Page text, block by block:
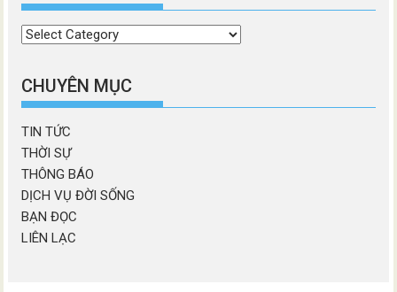
Chọn
mục
CHUYÊN MỤC
TIN TỨC
THỜI SỰ
THÔNG BÁO
DỊCH VỤ ĐỜI SỐNG
BẠN ĐỌC
LIÊN LẠC